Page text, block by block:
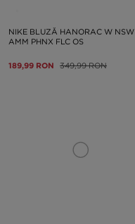
NIKE BLUZĂ HANORAC W NSW
AMM PHNX FLC OS
189,99 RON 349,99 RON